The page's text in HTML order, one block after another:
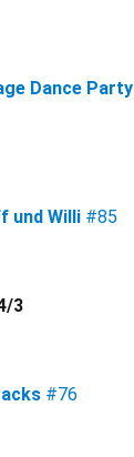
Dance Party
und Willi #85
3
#76